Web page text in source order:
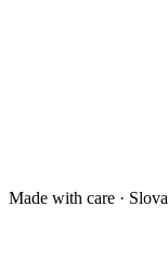
Made with care ·